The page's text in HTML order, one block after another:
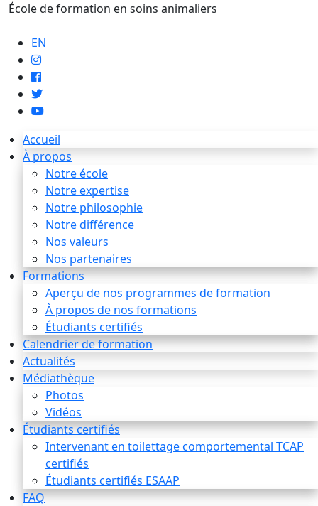
École de formation en soins animaliers
EN
Accueil
À propos
Notre école
Notre expertise
Notre philosophie
Notre différence
Nos valeurs
Nos partenaires
Formations
Aperçu de nos programmes de formation
À propos de nos formations
Étudiants certifiés
Calendrier de formation
Actualités
Médiathèque
Photos
Vidéos
Étudiants certifiés
Intervenant en toilettage comportemental TCAP
certifiés
Étudiants certifiés ESAAP
FAQ